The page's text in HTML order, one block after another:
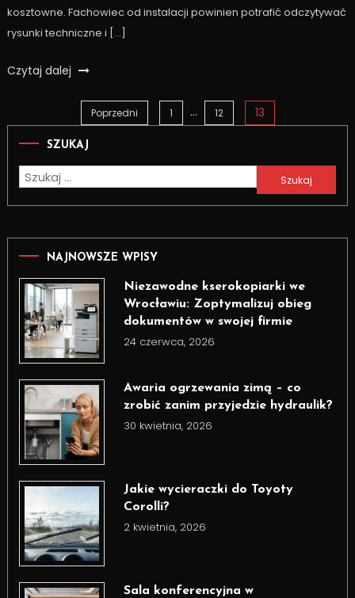
kosztowne. Fachowiec od instalacji powinien potrafić odczytywać
rysunki techniczne i […]
Czytaj dalej
Stronicowanie
wpisów
Poprzedni 1 … 12 13
SZUKAJ
Szukaj:
NAJNOWSZE WPISY
Niezawodne kserokopiarki we
Wrocławiu: Zoptymalizuj obieg
dokumentów w swojej firmie
24 czerwca, 2026
Awaria ogrzewania zimą – co
zrobić zanim przyjedzie hydraulik?
30 kwietnia, 2026
Jakie wycieraczki do Toyoty
Corolli?
2 kwietnia, 2026
Sala konferencyjna w